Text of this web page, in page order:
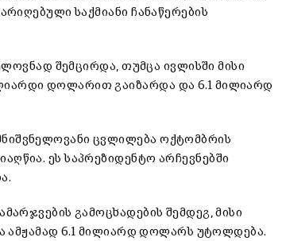
საქმიანი ჩანაწერების
შემცირდა, თუმცა ივლისში მისი
დოლარით გაიზარდა და 6.1 მილიარდ
ცვლილება ოქტომბრის
ეს საპრეზიდენტო არჩევნებში
გამოცხადების შემდეგ, მისი
ამჟამად 6.1 მილიარდ დოლარს უტოლდება.